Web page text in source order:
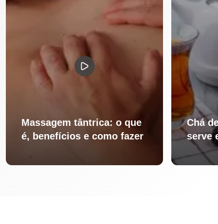
Massagem tântrica: o que
é, benefícios e como fazer
Chá
serve